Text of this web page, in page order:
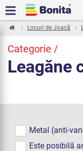
Locuri de Joacă
Categorie /
Leagăne
Metal (anti-
Este posibilă